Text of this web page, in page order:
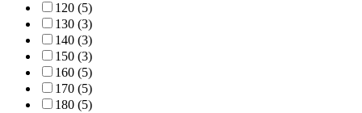
120 (5)
130 (3)
140 (3)
150 (3)
160 (5)
170 (5)
180 (5)